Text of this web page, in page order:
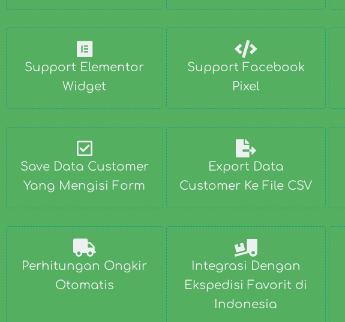
Support Elementor
Widget
Support Facebook
Pixel
Save Data Customer
Yang Mengisi Form
Export Data
Customer Ke File CSV
Perhitungan Ongkir
Otomatis
Integrasi Dengan
Ekspedisi Favorit di
Indonesia